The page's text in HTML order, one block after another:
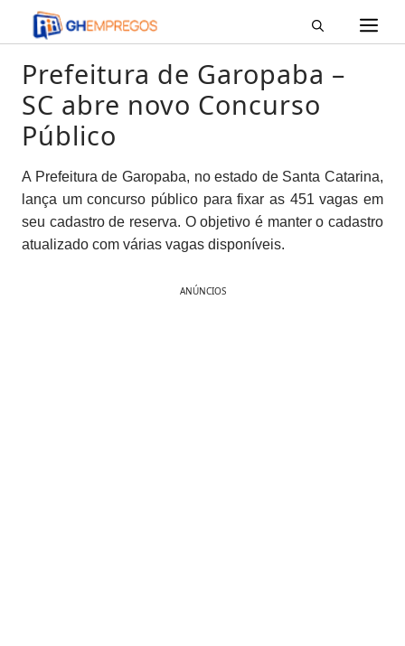
Pular
para
conteúdo
Prefeitura de Garopaba –
SC abre novo Concurso
Público
A Prefeitura de Garopaba, no estado de Santa Catarina,
lança um concurso público para fixar as 451 vagas em
seu cadastro de reserva. O objetivo é manter o cadastro
atualizado com várias vagas disponíveis.
ANÚNCIOS